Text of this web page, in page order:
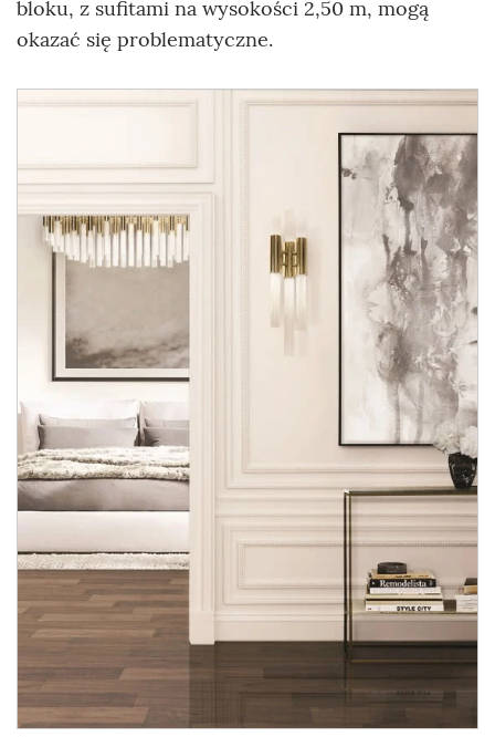
bloku, z sufitami na wysokości 2,50 m, mogą
okazać się problematyczne.